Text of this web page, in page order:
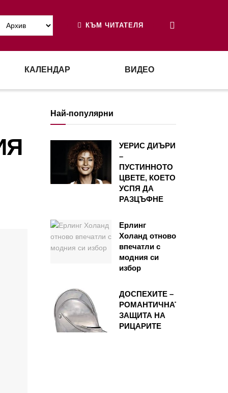
КЪМ ЧИТАТЕЛЯ
КАЛЕНДАР ВИДЕО
Най-популярни
УЕРИС ДИЪРИ
–
ПУСТИННОТО
ЦВЕТЕ, КОЕТО
УСПЯ ДА
РАЗЦЪФНЕ
Ерлинг
Холанд отново
впечатли с
модния си
избор
ДОСПЕХИТЕ –
РОМАНТИЧНАТА
ЗАЩИТА НА
РИЦАРИТЕ